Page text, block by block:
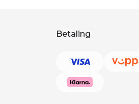
Betaling